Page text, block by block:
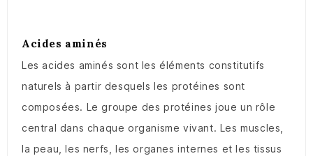
Acides aminés
Les acides aminés sont les éléments constitutifs
naturels à partir desquels les protéines sont
composées. Le groupe des protéines joue un rôle
central dans chaque organisme vivant. Les muscles,
la peau, les nerfs, les organes internes et les tissus